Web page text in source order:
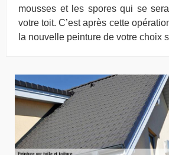
mousses et les spores qui se
votre toit. C’est après cette
la nouvelle peinture de votre choix